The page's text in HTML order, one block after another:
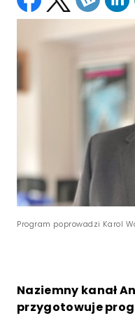
Program poprowadzi Karol
Naziemny kanał
przygotowuje